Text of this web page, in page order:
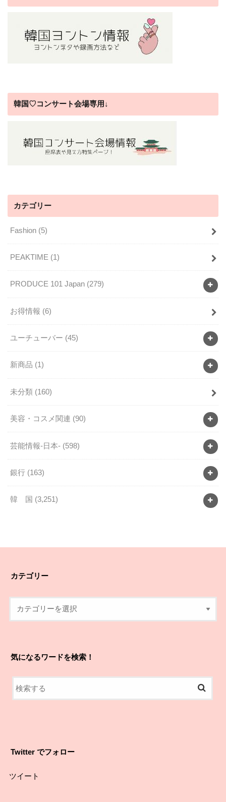
韓国♡コンサート会場専用↓
カテゴリー
Fashion (5)
PEAKTIME (1)
PRODUCE 101 Japan (279)
お得情報 (6)
ユーチューバー (45)
新商品 (1)
未分類 (160)
美容・コスメ関連 (90)
芸能情報-日本- (598)
銀行 (163)
韓 国 (3,251)
カテゴリー
気になるワードを検索！
Twitter でフォロー
ツイート